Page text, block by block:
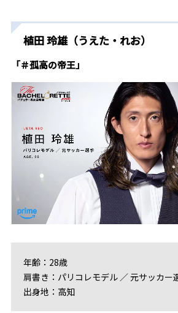
植田 玲雄（うえた・れお）
「＃孤高の帝王」
年齢：28歳
肩書き：パリコレモデル ／ 元サッカー
出身地：高知